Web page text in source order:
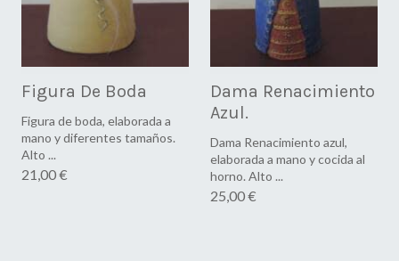
Figura De Boda
Figura de boda, elaborada a
mano y diferentes tamaños.
Alto ...
21,00 €
Dama Renacimiento
Azul.
Dama Renacimiento azul,
elaborada a mano y cocida al
horno. Alto ...
25,00 €